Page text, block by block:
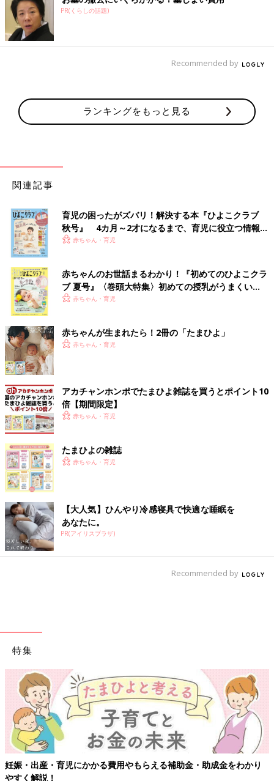
PR(くらしの話題)
Recommended by
ランキングをもっと見る
関連記事
育児の困ったがズバリ！解決する本『ひよこクラブ
秋号』 4カ月～2才になるまで、育児に役立つ情報が
いっぱい！
赤ちゃん・育児
赤ちゃんのお世話まるわかり！『初めてのひよこクラ
ブ 夏号』〈巻頭大特集〉初めての授乳がうまくい
く！ おっぱい・ミルクの基本と夏のトラブル 解決テ
赤ちゃん・育児
赤ちゃんが生まれたら！2冊の「たまひよ」
赤ちゃん・育児
アカチャンホンポでたまひよ雑誌を買うとポイント10
倍【期間限定】
赤ちゃん・育児
たまひよの雑誌
赤ちゃん・育児
【大人気】ひんやり冷感寝具で快適な睡眠を
あなたに。
PR(アイリスプラザ)
Recommended by
特集
【ワクチン接種できるものも】妊婦の感染症対策、知っておいて！